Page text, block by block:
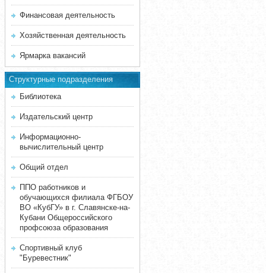
Финансовая деятельность
Хозяйственная деятельность
Ярмарка вакансий
Структурные подразделения
Библиотека
Издательский центр
Информационно-
вычислительный центр
Общий отдел
ППО работников и
обучающихся филиала ФГБОУ
ВО «КубГУ» в г. Славянске-на-
Кубани Общероссийского
профсоюза образования
Спортивный клуб
"Буревестник"